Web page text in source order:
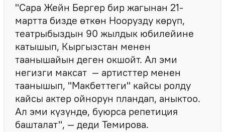
"Сара Жейн Бергер бир жагынан 21-
мартта бизде өткөн Ноорузду көрүп,
театрыбыздын 90 жылдык юбилейине
катышып, Кыргызстан менен
таанышайын деген окшойт. Ал эми
негизги максат — артисттер менен
таанышып, "Макбеттеги" кайсы ролду
кайсы актер ойнорун пландап, аныктоо.
Ал эми күзүндө, буюрса репетиция
башталат", — деди Темирова.